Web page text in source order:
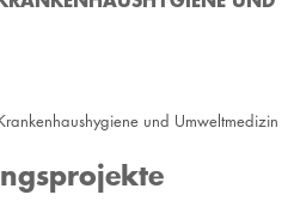
und Umweltmedizin